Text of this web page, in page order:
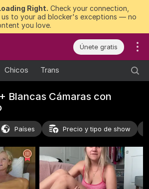
Right. Check your connection,
us to your ad blocker's exceptions — no
you love.
Únete gratis
Chicos Trans
Blancas Cámaras con
Países Precio y tipo de show